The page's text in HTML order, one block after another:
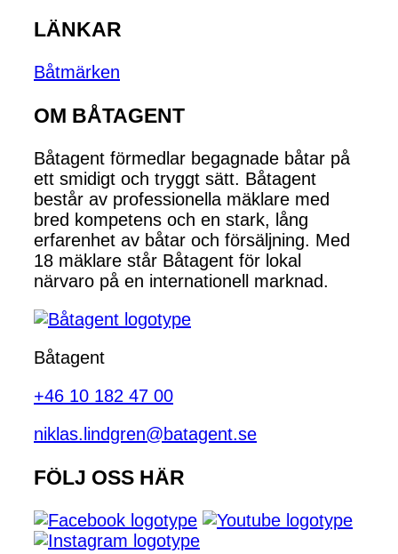
LÄNKAR
Båtmärken
OM BÅTAGENT
Båtagent förmedlar begagnade båtar på
ett smidigt och tryggt sätt. Båtagent
består av professionella mäklare med
bred kompetens och en stark, lång
erfarenhet av båtar och försäljning. Med
18 mäklare står Båtagent för lokal
närvaro på en internationell marknad.
Båtagent
+46 10 182 47 00
niklas.lindgren@batagent.se
FÖLJ OSS HÄR